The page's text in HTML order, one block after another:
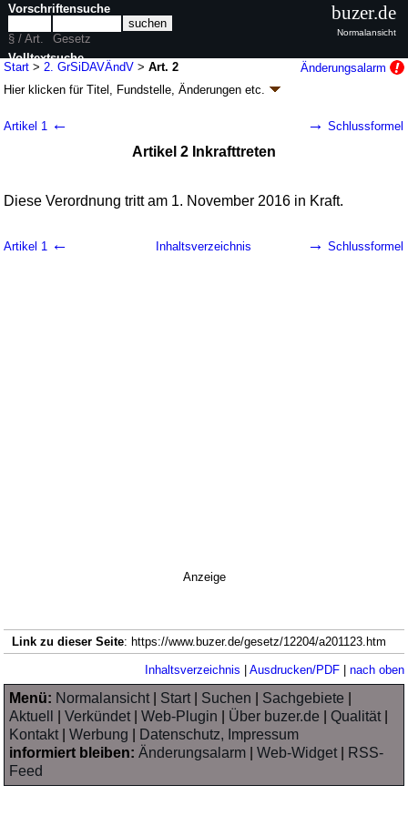
Start > 2. GrSiDAVÄndV >Art. 2
Änderungsalarm
Hier klicken fürTitel, Fundstelle, Änderungen etc.
Grundsicherungs-Datenabgleichsverordnung
(2. GrSiDAVÄndVk.a.Abk.)
1 Änderung | Drucksachen / Entwurf / Begründung |
Artikel 1 ← → Schlussformel
Artikel 2 Inkrafttreten
Diese Verordnung tritt am 1. November 2016 in Kraft.
Artikel 1 ← Inhaltsverzeichnis → Schlussformel
Vorschriftensuche
§ / Art.
Gesetz
Volltextsuche
nur in 2. GrSiDAVÄndV
buzer.de
Normalansicht
Anzeige
Link zu dieser Seite: https://www.buzer.de/gesetz/12204/a201123.htm
Inhaltsverzeichnis | Ausdrucken/PDF| nach oben
Menü: Normalansicht| Start| Suchen Sachgebiete
Aktuell
|Verkündet|Web-Plugin Über buzer.de |Qualität|
Kontakt|Werbung
Datenschutz, Impressum
informiert bleiben: Änderungsalarm |Web-Widget|
RSS-
Feed